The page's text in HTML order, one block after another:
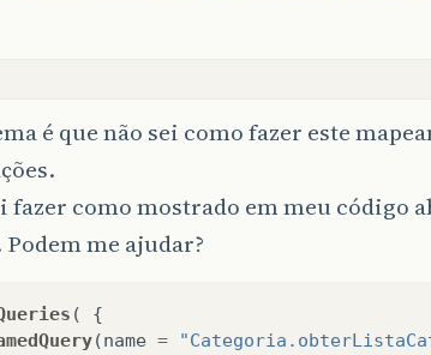
é que não sei como fazer este
fazer como mostrado em meu código
Podem me ajudar?
(
{
(name =